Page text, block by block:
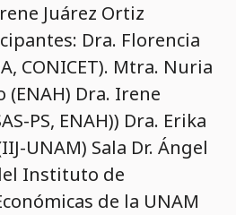
Juárez Ortiz
Dra. Florencia
CONICET). Mtra. Nuria
(ENAH) Dra. Irene
PS, ENAH)) Dra. Erika
UNAM) Sala Dr. Ángel
Instituto de
de la UNAM